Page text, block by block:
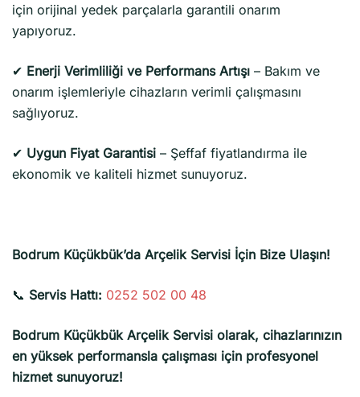
için orijinal yedek parçalarla garantili onarım
yapıyoruz.
✔ Enerji Verimliliği ve Performans Artışı – Bakım ve
onarım işlemleriyle cihazların verimli çalışmasını
sağlıyoruz.
✔ Uygun Fiyat Garantisi – Şeffaf fiyatlandırma ile
ekonomik ve kaliteli hizmet sunuyoruz.
Bodrum Küçükbük’da Arçelik Servisi İçin Bize Ulaşın!
📞 Servis Hattı: 0252 502 00 48
Bodrum Küçükbük Arçelik Servisi olarak, cihazlarınızın
en yüksek performansla çalışması için profesyonel
hizmet sunuyoruz!